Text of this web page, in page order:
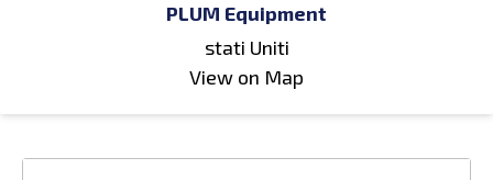
PLUM Equipment
stati Uniti
View on Map